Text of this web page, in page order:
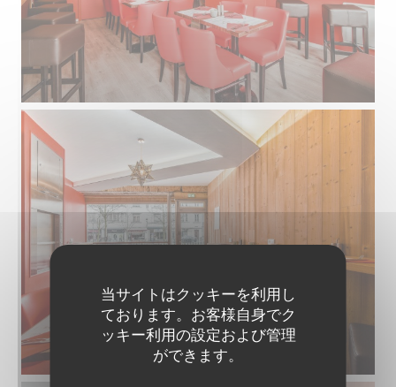
当サイトはクッキーを利用し
ております。お客様自身でク
ッキー利用の設定および管理
ができます。